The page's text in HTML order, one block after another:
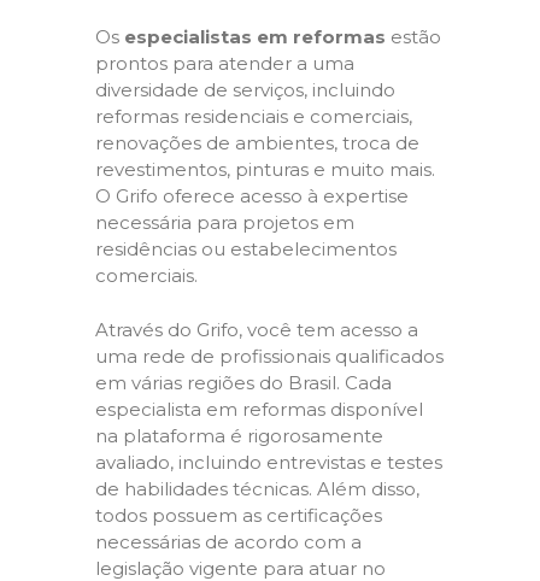
Os especialistas em reformas estão
prontos para atender a uma
diversidade de serviços, incluindo
reformas residenciais e comerciais,
renovações de ambientes, troca de
revestimentos, pinturas e muito mais.
O Grifo oferece acesso à expertise
necessária para projetos em
residências ou estabelecimentos
comerciais.
Através do Grifo, você tem acesso a
uma rede de profissionais qualificados
em várias regiões do Brasil. Cada
especialista em reformas disponível
na plataforma é rigorosamente
avaliado, incluindo entrevistas e testes
de habilidades técnicas. Além disso,
todos possuem as certificações
necessárias de acordo com a
legislação vigente para atuar no